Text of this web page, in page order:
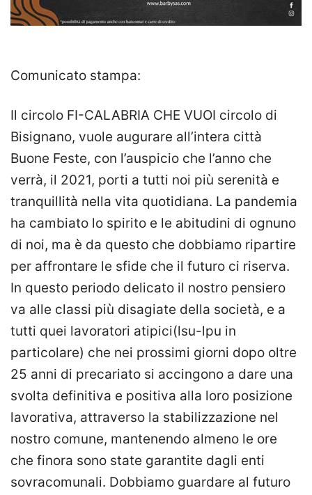
Comunicato stampa:
Il circolo FI-CALABRIA CHE VUOI circolo di
Bisignano, vuole augurare all’intera città
Buone Feste, con l’auspicio che l’anno che
verrà, il 2021, porti a tutti noi più serenità e
tranquillità nella vita quotidiana. La pandemia
ha cambiato lo spirito e le abitudini di ognuno
di noi, ma è da questo che dobbiamo ripartire
per affrontare le sfide che il futuro ci riserva.
In questo periodo delicato il nostro pensiero
va alle classi più disagiate della società, e a
tutti quei lavoratori atipici(lsu-lpu in
particolare) che nei prossimi giorni dopo oltre
25 anni di precariato si accingono a dare una
svolta definitiva e positiva alla loro posizione
lavorativa, attraverso la stabilizzazione nel
nostro comune, mantenendo almeno le ore
che finora sono state garantite dagli enti
sovracomunali. Dobbiamo guardare al futuro